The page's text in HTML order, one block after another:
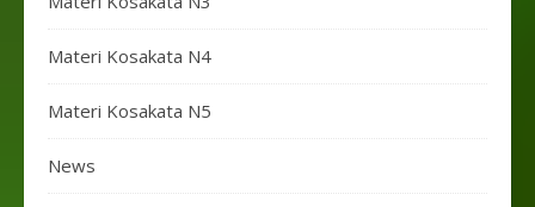
Materi Kosakata N4
Materi Kosakata N5
News